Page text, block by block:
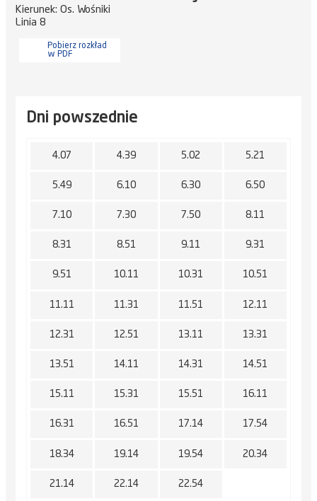
Kierunek: Os. Wośniki
Linia 8
Pobierz rozkład
w PDF
Dni powszednie
4.07 4.39 5.02 5.21
5.49 6.10 6.30 6.50
7.10 7.30 7.50 8.11
8.31 8.51 9.11 9.31
9.51 10.11 10.31 10.51
11.11 11.31 11.51 12.11
12.31 12.51 13.11 13.31
13.51 14.11 14.31 14.51
15.11 15.31 15.51 16.11
16.31 16.51 17.14 17.54
18.34 19.14 19.54 20.34
21.14 22.14 22.54